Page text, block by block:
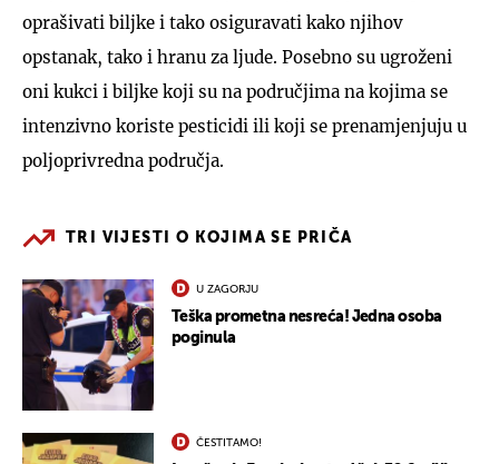
oprašivati biljke i tako osiguravati kako njihov
opstanak, tako i hranu za ljude. Posebno su ugroženi
oni kukci i biljke koji su na područjima na kojima se
intenzivno koriste pesticidi ili koji se prenamjenjuju u
poljoprivredna područja.
TRI VIJESTI O KOJIMA SE PRIČA
U ZAGORJU
Teška prometna nesreća! Jedna osoba
poginula
ČESTITAMO!